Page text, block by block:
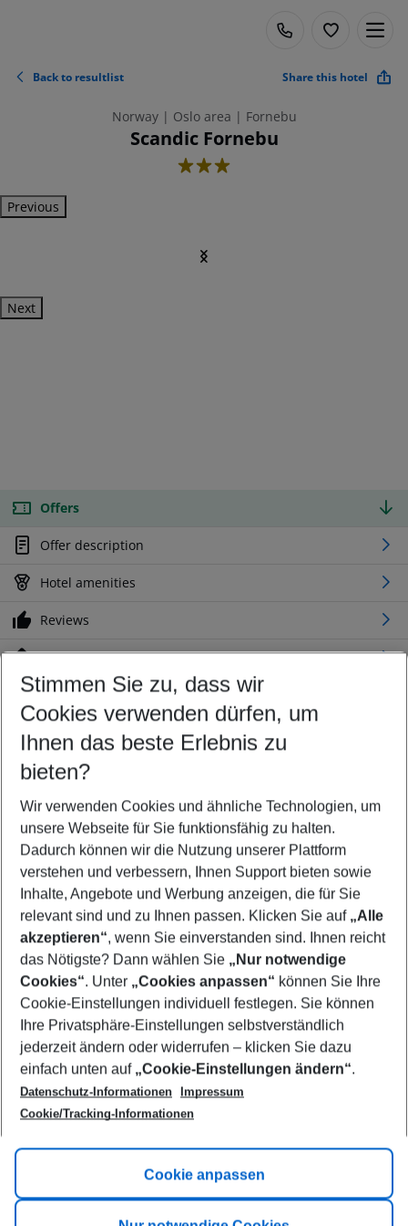
Back to resultlist Share this hotel
Norway | Oslo area | Fornebu
Scandic Fornebu
3
Previous
Next
Offers
Offer description
Hotel amenities
Reviews
Location
Customize your offer
Find the perfect deal which suits your best
Your departure airport
Any airport
Select your date range
09/08/26–07/08/27 5-8 nights
Who will travel
2 adults No children
Show more filter
Footer
Footer navigation
Title A
Link A
Stimmen Sie zu, dass wir
Cookies verwenden dürfen, um
Ihnen das beste Erlebnis zu
bieten?
Wir verwenden Cookies und ähnliche Technologien, um
unsere Webseite für Sie funktionsfähig zu halten.
Dadurch können wir die Nutzung unserer Plattform
verstehen und verbessern, Ihnen Support bieten sowie
Inhalte, Angebote und Werbung anzeigen, die für Sie
relevant sind und zu Ihnen passen. Klicken Sie auf „Alle
akzeptieren“, wenn Sie einverstanden sind. Ihnen reicht
das Nötigste? Dann wählen Sie „Nur notwendige
Cookies“. Unter „Cookies anpassen“ können Sie Ihre
Cookie-Einstellungen individuell festlegen. Sie können
Ihre Privatsphäre-Einstellungen selbstverständlich
jederzeit ändern oder widerrufen – klicken Sie dazu
einfach unten auf „Cookie-Einstellungen ändern“.
Datenschutz-Informationen
Impressum
Cookie/Tracking-Informationen
Cookie anpassen